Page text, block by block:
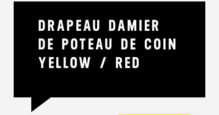
DRAPEAU DAMIER
DE POTEAU DE COIN
YELLOW / RED